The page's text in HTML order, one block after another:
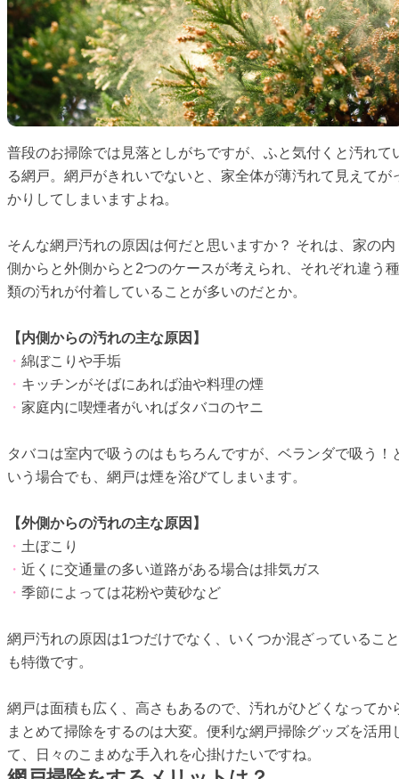
普段のお掃除では見落としがちですが、ふと気付くと汚れて
る網戸。網戸がきれいでないと、家全体が薄汚れて見えてが
かりしてしまいますよね。
そんな網戸汚れの原因は何だと思いますか？ それは、家の内
側からと外側からと2つのケースが考えられ、それぞれ違う種
類の汚れが付着していることが多いのだとか。
【内側からの汚れの主な原因】
・ 綿ぼこりや手垢
・ キッチンがそばにあれば油や料理の煙
・ 家庭内に喫煙者がいればタバコのヤニ
タバコは室内で吸うのはもちろんですが、ベランダで吸う！
いう場合でも、網戸は煙を浴びてしまいます。
【外側からの汚れの主な原因】
・ 土ぼこり
・ 近くに交通量の多い道路がある場合は排気ガス
・ 季節によっては花粉や黄砂など
網戸汚れの原因は1つだけでなく、いくつか混ざっていること
も特徴です。
網戸は面積も広く、高さもあるので、汚れがひどくなってか
まとめて掃除をするのは大変。便利な網戸掃除グッズを活用
て、日々のこまめな手入れを心掛けたいですね。